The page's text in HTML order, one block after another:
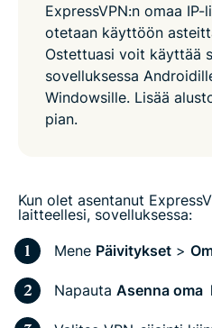
ExpressVPN:n omaa
otetaan käyttöön
Ostettuasi voit käyttää
sovelluksessa
Windowsille. Lisää
pian.
Kun olet asentanut
laitteellesi, sovelluksessa:
Mene Päivitykset >
Napauta Asenna oma